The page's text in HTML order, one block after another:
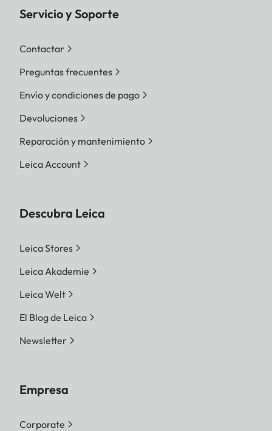
Servicio y Soporte
Contactar
Preguntas frecuentes
Envío y condiciones de pago
Devoluciones
Reparación y mantenimiento
Leica Account
Descubra Leica
Leica Stores
Leica Akademie
Leica Welt
El Blog de Leica
Newsletter
Empresa
Corporate